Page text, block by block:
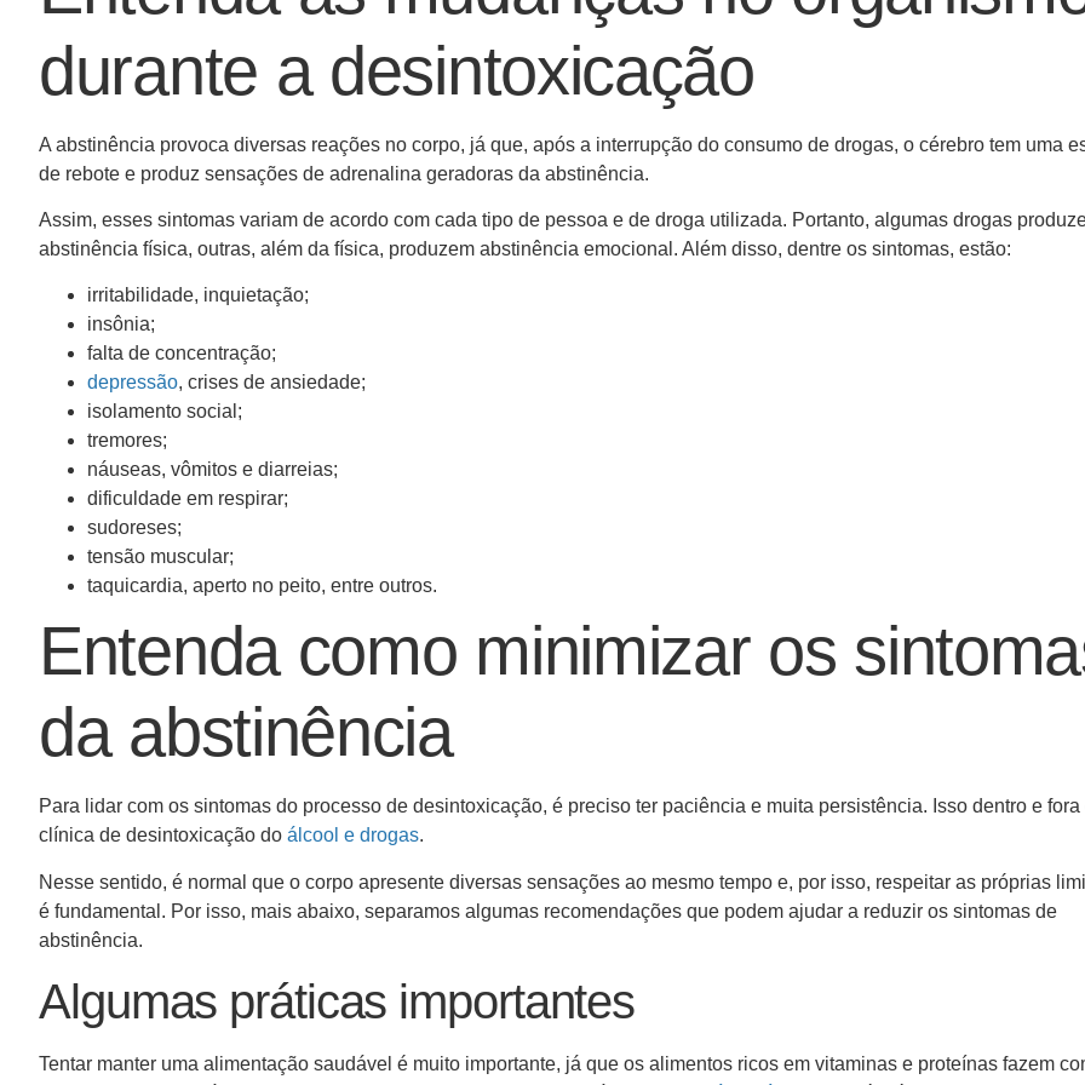
durante a desintoxicação
A abstinência provoca diversas reações no corpo, já que, após a interrupção do consumo de drogas, o cérebro tem uma
de rebote e produz sensações de adrenalina geradoras da abstinência.
Assim, esses sintomas variam de acordo com cada tipo de pessoa e de droga utilizada. Portanto, algumas drogas
abstinência física, outras, além da física, produzem abstinência emocional. Além disso, dentre os sintomas, estão:
irritabilidade, inquietação;
insônia;
falta de concentração;
depressão, crises de ansiedade;
isolamento social;
tremores;
náuseas, vômitos e diarreias;
dificuldade em respirar;
sudoreses;
tensão muscular;
taquicardia, aperto no peito, entre outros.
Entenda como minimizar os
da abstinência
Para lidar com os sintomas do processo de desintoxicação, é preciso ter paciência e muita persistência. Isso dentro e fora
clínica de desintoxicação do álcool e drogas.
Nesse sentido, é normal que o corpo apresente diversas sensações ao mesmo tempo e, por isso, respeitar as próprias
é fundamental. Por isso, mais abaixo, separamos algumas recomendações que podem ajudar a reduzir os sintomas de
abstinência.
Algumas práticas importantes
Tentar manter uma alimentação saudável é muito importante, já que os alimentos ricos em vitaminas e proteínas fazem